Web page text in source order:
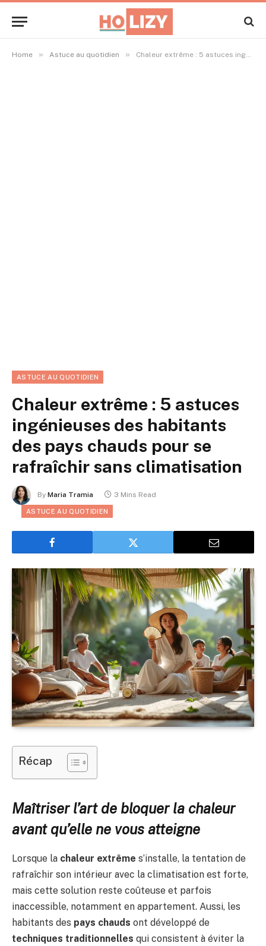
Home » Astuce au quotidien » Chaleur extrême : 5 astuces ingénieuses des habitants des pays chauds pour se rafraîchir sans climatisation
ASTUCE AU QUOTIDIEN
Chaleur extrême : 5 astuces
ingénieuses des habitants
des pays chauds pour se
rafraîchir sans climatisation
By Maria Tramia 3 Mins Read
ASTUCE AU QUOTIDIEN
Récap
Maîtriser l’art de bloquer la chaleur
avant qu’elle ne vous atteigne
Lorsque la chaleur extrême s’installe, la tentation de
rafraîchir son intérieur avec la climatisation est forte,
mais cette solution reste coûteuse et parfois
inaccessible, notamment en appartement. Aussi, les
habitants des pays chauds ont développé de
techniques traditionnelles qui consistent à éviter la